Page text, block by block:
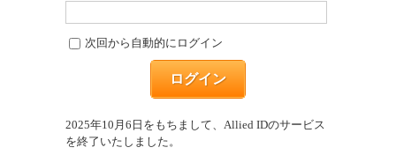
次回から自動的にログイン
ログイン
2025年10月6日をもちまして、Allied IDのサービス
を終了いたしました。